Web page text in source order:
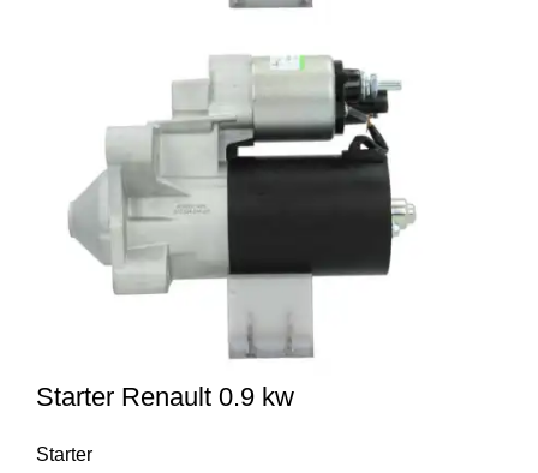
Starter Renault 0.9 kw
Starter